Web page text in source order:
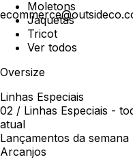
Moletons
Jaquetas
Tricot
Ver todos
Oversize
Linhas Especiais
02 / Linhas Especiais -
atual
Lançamentos da semana
Arcanjos